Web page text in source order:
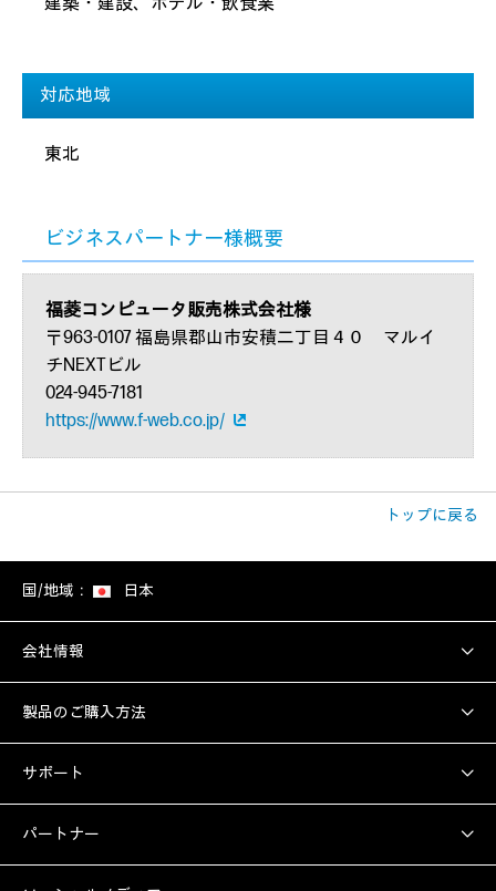
対応地域
東北
ビジネスパートナー様概要
福菱コンピュータ販売株式会社様
〒963-0107 福島県郡山市安積二丁目４０ マルイ
チNEXTビル
024-945-7181
https://www.f-web.co.jp/
トップに戻る
国/地域： 日本
会社情報
製品のご購入方法
サポート
パートナー